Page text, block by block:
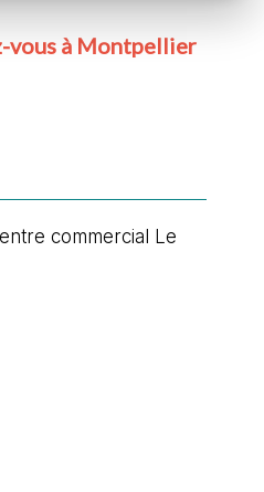
vous à Montpellier
commercial Le